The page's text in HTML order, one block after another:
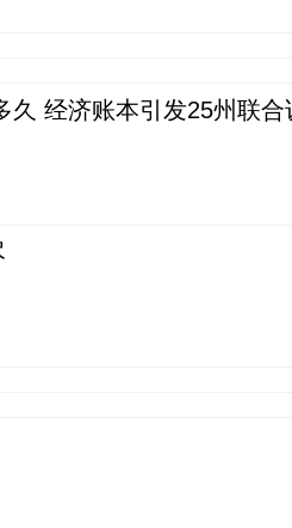
久 经济账本引发25州联合